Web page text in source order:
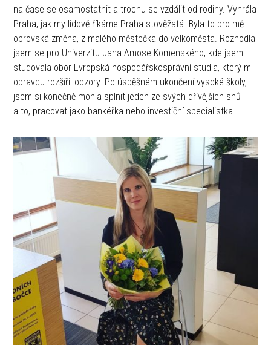
na čase se osamostatnit a trochu se vzdálit od rodiny. Vyhrála
Praha, jak my lidově říkáme Praha stověžatá. Byla to pro mě
obrovská změna, z malého městečka do velkoměsta. Rozhodla
jsem se pro Univerzitu Jana Amose Komenského, kde jsem
studovala obor Evropská hospodářskosprávní studia, který mi
opravdu rozšířil obzory. Po úspěšném ukončení vysoké školy,
jsem si konečně mohla splnit jeden ze svých dřívějších snů
a to, pracovat jako bankéřka nebo investiční specialistka.